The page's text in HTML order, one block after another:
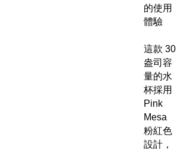
的使用
體驗
這款 30
盎司容
量的水
杯採用
Pink
Mesa
粉紅色
設計，